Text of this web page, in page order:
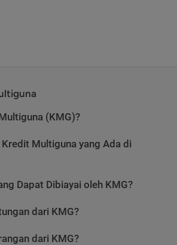
(KMG)?
Multiguna yang Ada di
Dapat Dibiayai oleh KMG?
dari KMG?
dari KMG?